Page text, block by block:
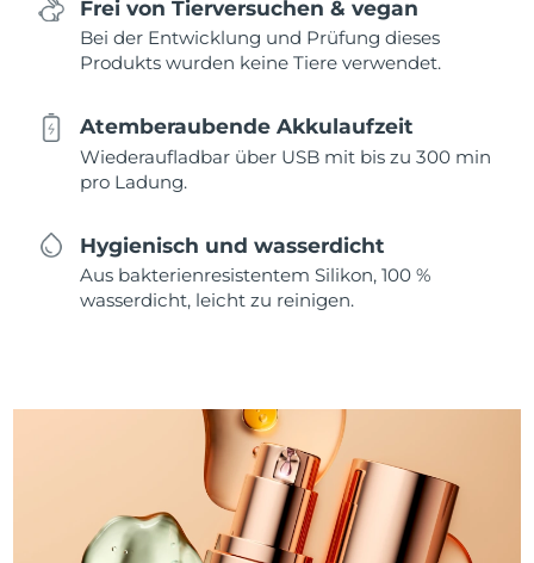
Frei von Tierversuchen & vegan
Bei der Entwicklung und Prüfung dieses
Produkts wurden keine Tiere verwendet.
Atemberaubende Akkulaufzeit
Wiederaufladbar über USB mit bis zu 300 min
pro Ladung.
Hygienisch und wasserdicht
Aus bakterienresistentem Silikon, 100 %
wasserdicht, leicht zu reinigen.